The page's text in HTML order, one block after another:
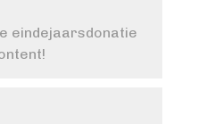
eindejaarsdonatie